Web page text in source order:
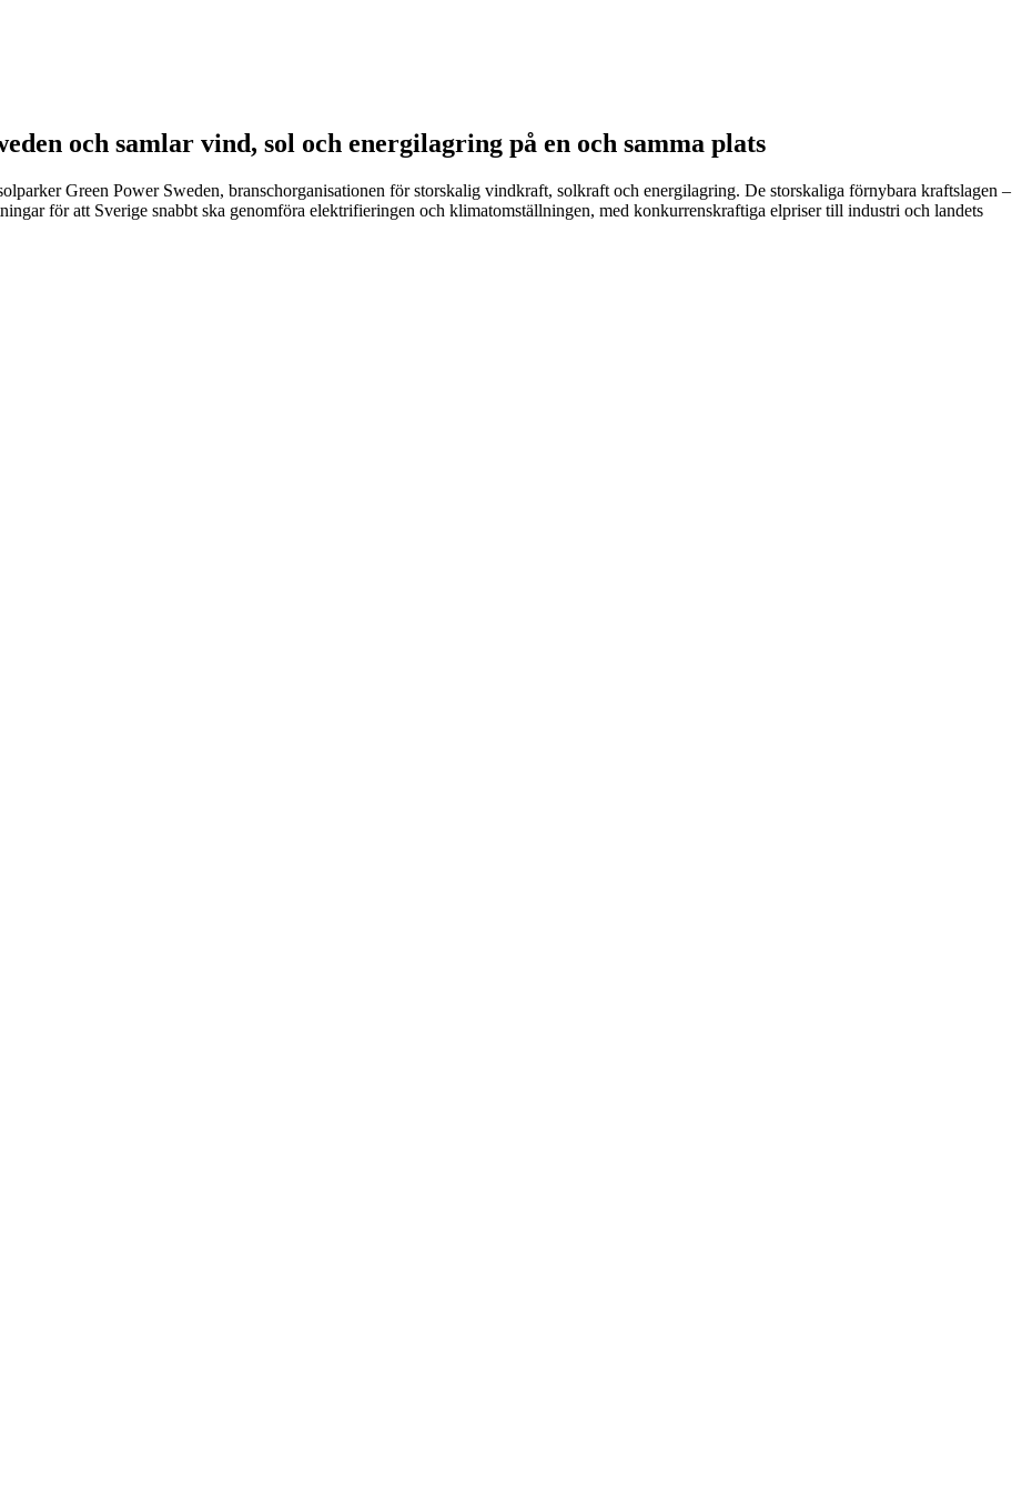
och samlar vind, sol och energilagring på en och samma plats
Green Power Sweden, branschorganisationen för storskalig vindkraft, solkraft och energilagring. De storskaliga förnybara kraftslagen –
för att Sverige snabbt ska genomföra elektrifieringen och klimatomställningen, med konkurrenskraftiga elpriser till industri och landets